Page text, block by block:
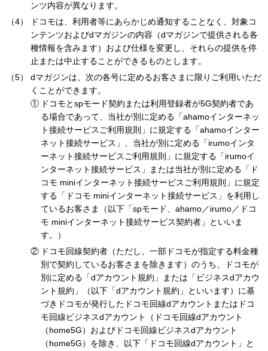
ンツ内容が異なります。
ドコモは、利用者等にあらかじめ通知することなく、対象コ
ンテンツおよびdマガジンの内容（dマガジンで提供される各
種情報を含みます）および仕様を変更し、それらの提供を停
止または中止することができるものとします。
dマガジンは、次の各号に定めるお客さまに限りご利用いただ
くことができます。
ドコモとspモード契約または利用登録者が5G契約者であ
る場合であって、当社が別に定める「ahamoインターネッ
ト接続サービスご利用規則」に規定する「ahamoインター
ネット接続サービス」、当社が別に定める「irumoインタ
ーネット接続サービスご利用規則」に規定する「irumoイ
ンターネット接続サービス」または当社が別に定める「ド
コモ miniインターネット接続サービスご利用規則」に規定
する「ドコモ miniインターネット接続サービス」を利用し
ているお客さま（以下「spモード、ahamo／irumo／ドコ
モ miniインターネット接続サービス契約者」といいま
す。）
ドコモ回線契約者（ただし、一部ドコモが指定する料金種
別で契約しているお客さまを除きます）のうち、ドコモが
別に定める「dアカウント規約」または「ビジネスdアカウ
ント規約」（以下「dアカウント規約」といいます）に基
づきドコモが発行したドコモ回線dアカウントまたはドコ
モ回線ビジネスdアカウント（ドコモ回線dアカウント
（home5G）およびドコモ回線ビジネスdアカウント
（home5G）を除き、以下「ドコモ回線dアカウント」と